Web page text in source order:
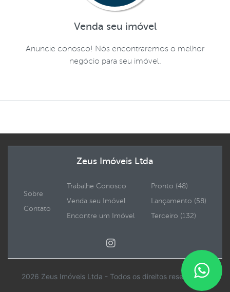
Venda seu imóvel
Anuncie conosco! Nós encontraremos o melhor
negócio para seu imóvel.
Zeus Imóveis Ltda
Sobre
Contato
Trabalhe Conosco
Venda seu Imóvel
Encontre um Imóvel
Pronto (48)
Lançamento (58)
Terceiro (132)
2026 Zeus Imóveis Ltda - Todos os direitos reservados.